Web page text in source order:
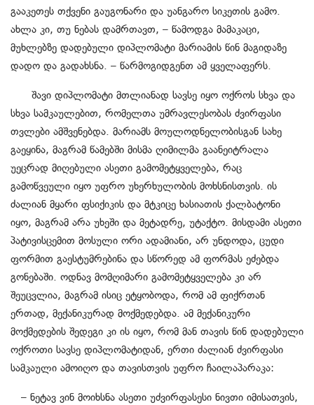
გააკეთეს თქვენი გაუგონარი და უანგარო სიკეთის გამო.
ახლა კი, თუ ნებას დამრთავთ, – წამოდგა მამაკაცი,
მუხლებზე დადებული დიპლომატი მარიამის წინ მაგიდაზე
დადო და გადახსნა. – წარმოგიდგენთ ამ ყველაფერს.
შავი დიპლომატი მთლიანად სავსე იყო ოქროს სხვა და
სხვა სამკაულებით, რომელთა უმრავლესობას ძვირფასი
თვლები ამშვენებდა. მარიამს მოულოდნელობისგან სახე
გაეყინა, მაგრამ წამებში მისმა ღიმილმა გაანეიტრალა
უეცრად მიღებული ასეთი გამომეტყველება, რაც
გამოწვეული იყო უფრო უხერხულობის მოხსნისთვის. ის
ძალიან მყარი ფსიქიკის და მტკიცე ხასიათის ქალბატონი
იყო, მაგრამ არა უხეში და მეტადრე, უტაქტო. მისდამი ასეთი
პატივისცემით მოსული ორი ადამიანი, არ უნდოდა, ცუდი
ფორმით გაესტუმრებინა და სწორედ ამ ფორმას ეძებდა
გონებაში. ოდნავ მომღიმარი გამომეტყველება კი არ
შეუცვლია, მაგრამ ისიც ეტყობოდა, რომ ამ ფიქრთან
ერთად, მექანიკურად მოქმედებდა. ამ მექანიკური
მოქმედების შედეგი კი ის იყო, რომ მან თავის წინ დადებული
ოქროთი სავსე დიპლომატიდან, ერთი ძალიან ძვირფასი
სამკაული ამოიღო და თავისთვის უფრო ჩაილაპარაკა:
– ნეტავ ვინ მოიხსნა ასეთი უძვირფასესი ნივთი იმისათვის,